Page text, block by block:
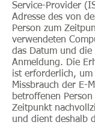
Service-Provider
Adresse des von
Person zum
verwendeten
das Datum und die
Anmeldung. Die
ist erforderlich,
Missbrauch der E-
betroffenen
Zeitpunkt
und dient deshalb